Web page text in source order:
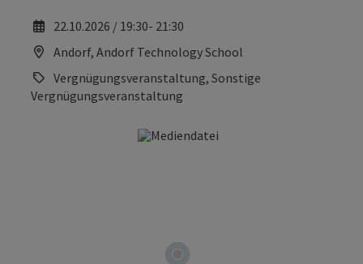
22.10.2026 / 19:30- 21:30
Andorf, Andorf Technology School
Vergnügungsveranstaltung, Sonstige
Vergnügungsveranstaltung